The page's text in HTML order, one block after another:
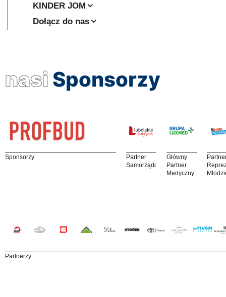
KINDER JOM
Dołącz do nas
nasi Sponsorzy
Sponsorzy
Partner
Samorządowy
Główny
Partner
Medyczny
Partnerzy